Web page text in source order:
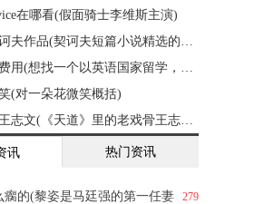
在哪看(假面骑士李维斯主演)
作品(契诃夫短篇小说精选的创作背景)
以英语国家留学，一年的费用大概五六万的样子，有什么推荐吗)
(对一朵花微笑概括)
天道》里的老戏骨王志文，你怎么评价他的演技)
讯 热门资讯
279
瘸的(黎姿是马廷强的第一任妻